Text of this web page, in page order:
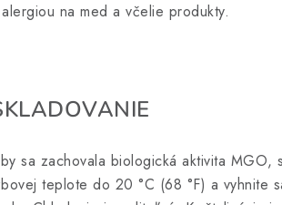
na med a včelie produkty.
sa zachovala biologická aktivita MGO,
teplote do 20 °C (68 °F) a vyhnite